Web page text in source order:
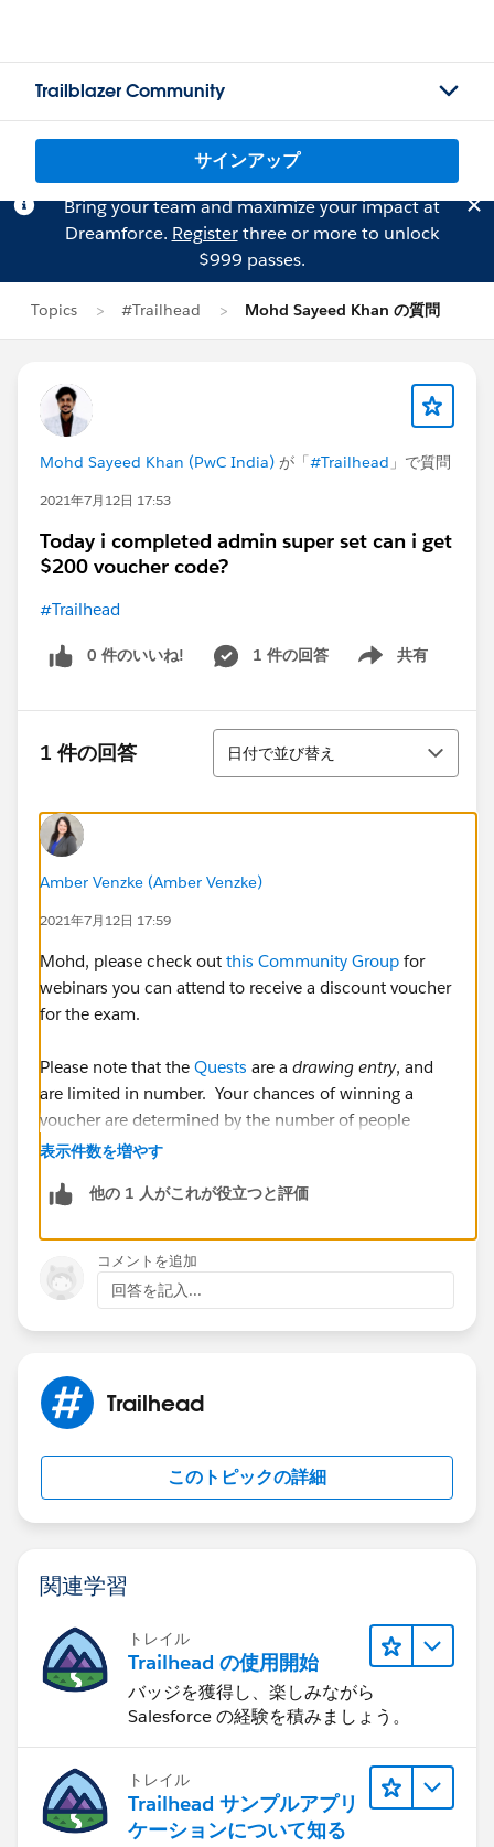
Trailblazer Community
サインアップ
Bring your team and maximize your impact at
Dreamforce. Registerthree or more to unlock
$999 passes.
Topics #Trailhead Mohd Sayeed Khan の質問
Mohd Sayeed Khan (PwC India) が「#Trailhead 」で質問
2021年7月12日 17:53
Today i completed admin super set can i get
$200 voucher code?
#Trailhead
0 件のいいね! 1 件の回答 共有
Show menu
1 件の回答
並び替え
日付で並び替え
Amber Venzke (Amber Venzke)
2021年7月12日 17:59
Mohd, please check out this Community Group for
webinars you can attend to receive a discount voucher
for the exam.
Please note that the Quests are a drawing entry, and
are limited in number. Your chances of winning a
voucher are determined by the number of people
completing the quests. Drawings will happen after the
will have a voucher to give away, so I would
recommend looking to see if there is a user group
meeting locally to you.
表示件数を増やす
他の 1 人がこれが役立つと評価
コメントを追加
回答を記入...
Trailhead
このトピックの詳細
関連学習
トレイル
Trailhead の使用開始
バッジを獲得し、楽しみながら
Salesforce の経験を積みましょう。
トレイル
Trailhead サンプルアプリ
ケーションについて知る